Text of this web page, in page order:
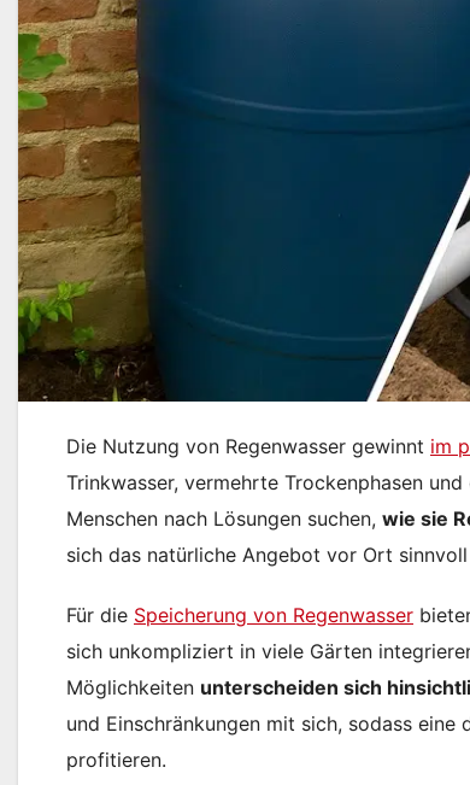
Die Nutzung von Regenwasser gewinnt im
Trinkwasser, vermehrte Trockenphasen
Menschen nach Lösungen suchen, wie sie
sich das natürliche Angebot vor Ort
Für die Speicherung von Regenwasser
sich unkompliziert in viele Gärten
Möglichkeiten unterscheiden sich
und Einschränkungen mit sich, sodass
profitieren.